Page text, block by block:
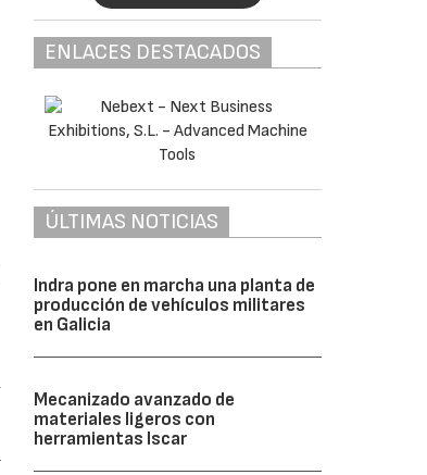
ENLACES DESTACADOS
ÚLTIMAS NOTICIAS
Indra pone en marcha una planta de
producción de vehículos militares
en Galicia
Mecanizado avanzado de
materiales ligeros con
herramientas Iscar